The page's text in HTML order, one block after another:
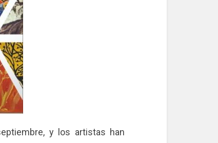
y los artistas han